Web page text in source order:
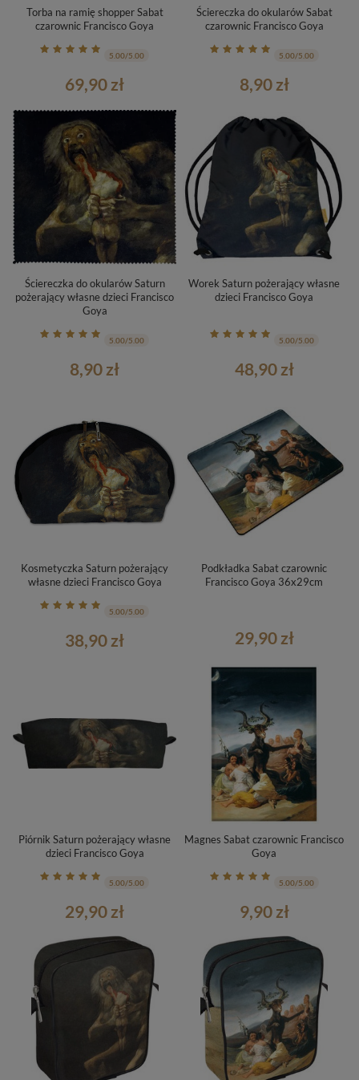
Torba na ramię shopper Sabat
czarownic Francisco Goya
5.00/5.00
69,90 zł
Ściereczka do okularów Sabat
czarownic Francisco Goya
5.00/5.00
8,90 zł
Ściereczka do okularów Saturn
pożerający własne dzieci Francisco
Goya
5.00/5.00
8,90 zł
Worek Saturn pożerający własne
dzieci Francisco Goya
5.00/5.00
48,90 zł
Kosmetyczka Saturn pożerający
własne dzieci Francisco Goya
5.00/5.00
38,90 zł
Podkładka Sabat czarownic
Francisco Goya 36x29cm
29,90 zł
Piórnik Saturn pożerający własne
dzieci Francisco Goya
5.00/5.00
29,90 zł
Magnes Sabat czarownic Francisco
Goya
5.00/5.00
9,90 zł